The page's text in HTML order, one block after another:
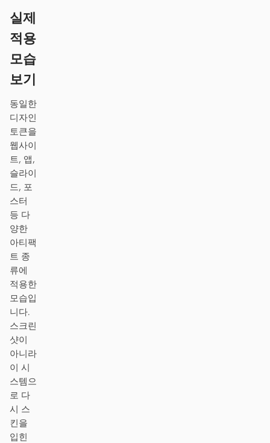
Devin for Terminal
Pi
Kilo
Mistral Vibe CLI
Qoder CLI
프로토타입
영상
마케팅
실제
적용
모습
보기
동일한
디자인
토큰을
웹사이
트, 앱,
슬라이
드, 포
스터
등 다
양한
아티팩
트 종
류에
적용한
모습입
니다.
스크린
샷이
아니라
이 시
스템으
로 다
시 스
킨을
입힌